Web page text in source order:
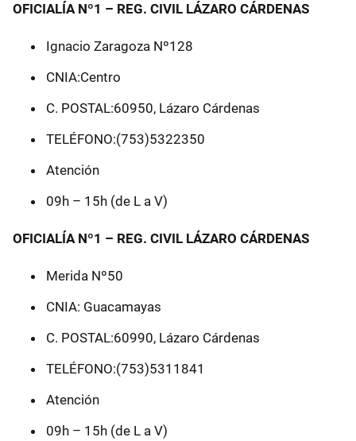
OFICIALÍA Nº1 – REG. CIVIL LÁZARO CÁRDENAS
Ignacio Zaragoza Nº128
CNIA:Centro
C. POSTAL:60950, Lázaro Cárdenas
TELÉFONO:(753)5322350
Atención
09h – 15h (de L a V)
OFICIALÍA Nº1 – REG. CIVIL LÁZARO CÁRDENAS
Merida Nº50
CNIA: Guacamayas
C. POSTAL:60990, Lázaro Cárdenas
TELÉFONO:(753)5311841
Atención
09h – 15h (de L a V)